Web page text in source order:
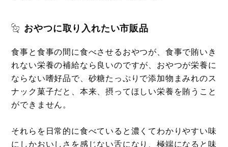
おやつに取り入れたい市販品
食事と食事の間に食べさせるおやつが、食事で賄いき
れない栄養の補給なら良いのですが、おやつが栄養に
ならない嗜好品で、砂糖たっぷりで添加物まみれのス
ナック菓子だと、本来、摂ってほしい栄養を賄うこと
ができません。
それらを日常的に食べていると濃くてわかりやすい味
にしかおいしさを感じない舌になり、極端になると味